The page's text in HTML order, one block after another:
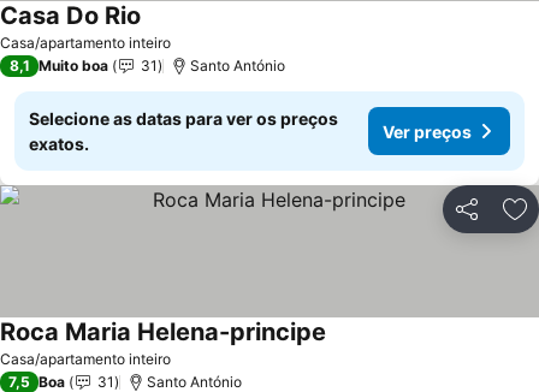
Casa/apartamento inteiro
Casa Do Rio
8,1 Muito boa 31 Santo António
Selecione as datas para ver os preços
exatos.
Ver preços
Partilhar
Casa/apartamento inteiro
Roca Maria Helena-principe
7,5 Boa 31 Santo António